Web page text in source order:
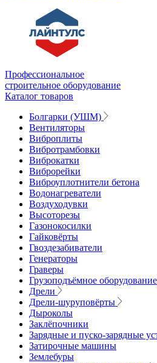
Профессиональное
строительное оборудование
Каталог товаров
Болгарки (УШМ)
Вентиляторы
Виброплиты
Вибротрамбовки
Виброкатки
Виброрейки
Виброуплотнители бетона
Водонагреватели
Воздуходувки
Высоторезы
Газонокосилки
Гайковёрты
Гвоздезабиватели
Генераторы
Граверы
Грузоподъёмное оборудование
Дрели
Дрели-шуруповёрты
Дыроколы
Заклёпочники
Зарядные и пуско-зарядные
Затирочные машины
Землебуры